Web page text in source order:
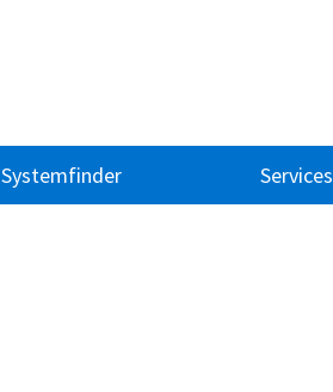
Systemfinder Services